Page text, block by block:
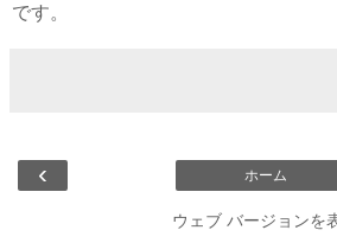
です。
‹ ホーム
ウェブ バージョンを